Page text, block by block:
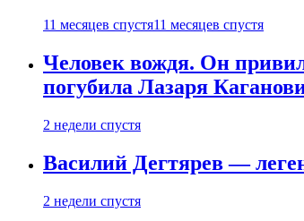
11 месяцев спустя11 месяцев спустя
Человек вождя. Он
погубила Лазаря
2 недели спустя
Василий Дегтярев —
2 недели спустя